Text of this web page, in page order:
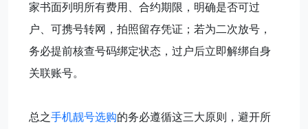
家书面列明所有费用、合约期限，明确是否可过
户、可携号转网，拍照留存凭证；若为二次放号，
务必提前核查号码绑定状态，过户后立即解绑自身
关联账号。
总之手机靓号选购的务必遵循这三大原则，避开所